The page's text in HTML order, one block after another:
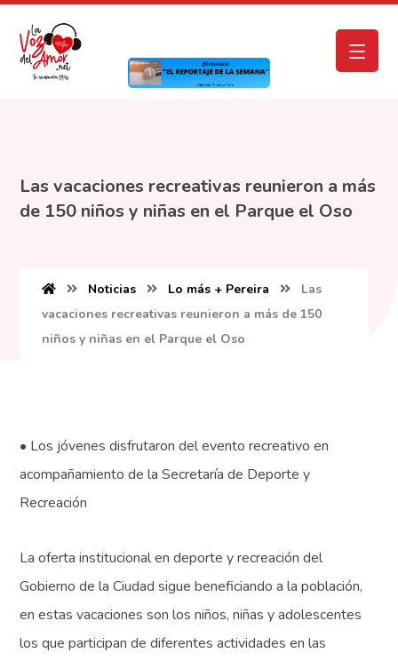
Las vacaciones recreativas reunieron a más
de 150 niños y niñas en el Parque el Oso
Noticias Lo más + Pereira
Las
vacaciones recreativas reunieron a más de 150
niños y niñas en el Parque el Oso
• Los jóvenes disfrutaron del evento recreativo en
acompañamiento de la Secretaría de Deporte y
Recreación
La oferta institucional en deporte y recreación del
Gobierno de la Ciudad sigue beneficiando a la población,
en estas vacaciones son los niños, niñas y adolescentes
los que participan de diferentes actividades en las